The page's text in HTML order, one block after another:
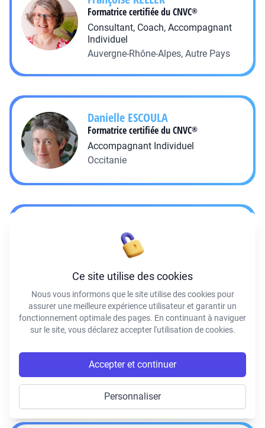
Formatrice certifiée du CNVC®
Consultant, Coach, Accompagnant
Individuel
Auvergne-Rhône-Alpes, Autre Pays
Danielle ESCOULA
Formatrice certifiée du CNVC®
Accompagnant Individuel
Occitanie
Formatrice certifiée du CNVC
Bretagne
NoëlleLEROUX-THIL
Nouvelle-Aquitaine, Outre-Mer
Ce site utilise des cookies
Nous vous informons que le site utilise des cookies pour
assurer une meilleure expérience utilisateur et garantir un
fonctionnement optimale des pages. En continuant à naviguer
sur le site, vous déclarez accepter l'utilisation de cookies.
Accepter et continuer
Personnaliser